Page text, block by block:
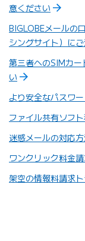
意ください
BIGLOBEメールの
シングサイト）に
第三者へのSIMカ
い
より安全なパスワ
ファイル共有ソフ
迷惑メールの対応
ワンクリック料金
架空の情報料請求